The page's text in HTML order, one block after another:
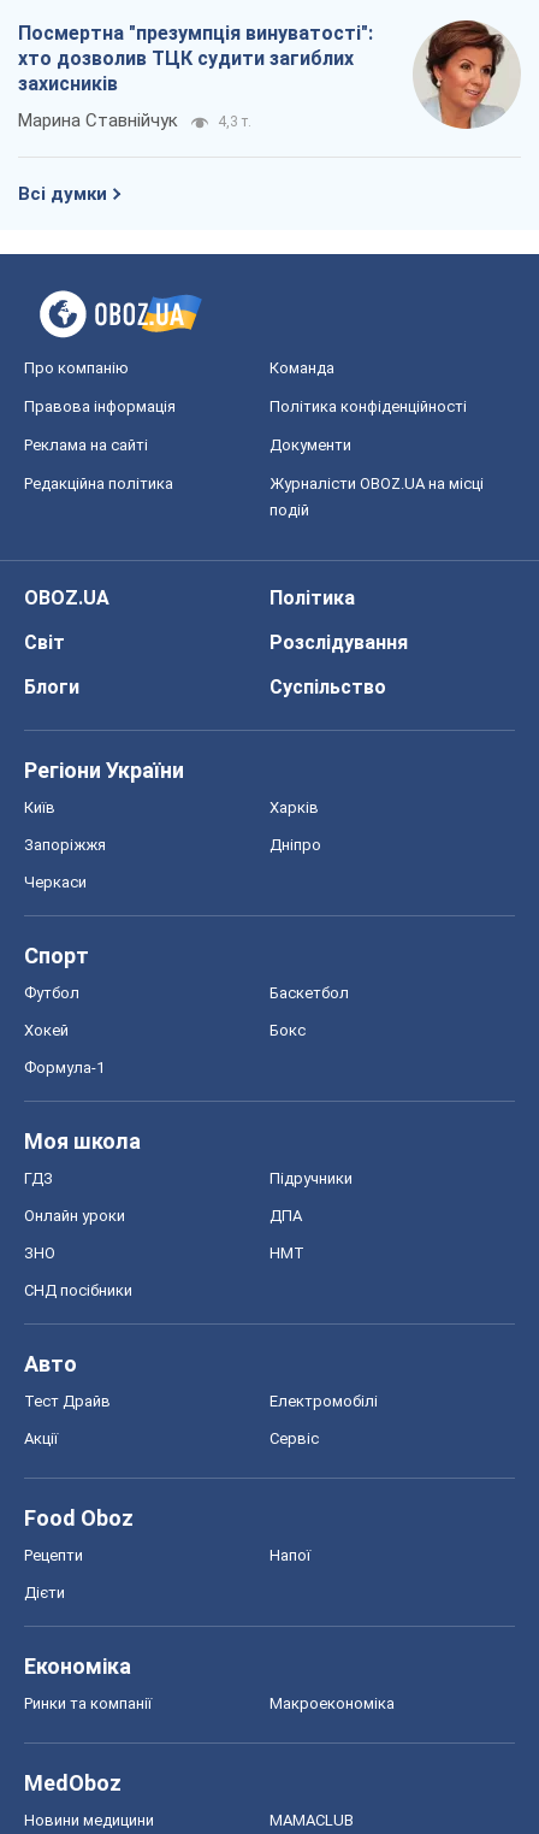
Посмертна "презумпція винуватості":
хто дозволив ТЦК судити загиблих
захисників
Марина Ставнійчук 4,3 т.
Всі думки
Про компанію Команда
Правова інформація Політика конфіденційності
Реклама на сайті Документи
Редакційна політика
Журналісти OBOZ.UA на місці
подій
OBOZ.UA
Політика
Світ
Розслідування
Блоги
Суспільство
Регіони України
Київ Харків
Запоріжжя Дніпро
Черкаси
Спорт
Футбол Баскетбол
Хокей Бокс
Формула-1
Моя школа
ГДЗ Підручники
Онлайн уроки ДПА
ЗНО НМТ
СНД посібники
Авто
Тест Драйв Електромобілі
Акції Сервіс
Food Oboz
Рецепти Напої
Дієти
Економіка
Ринки та компанії Макроекономіка
MedOboz
Новини медицини MAMACLUB